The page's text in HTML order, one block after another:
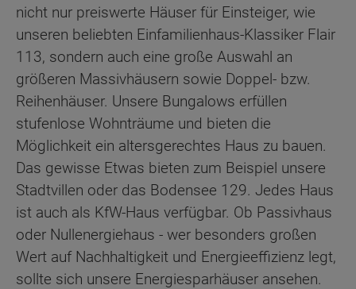
nicht nur preiswerte Häuser für Einsteiger, wie
unseren beliebten Einfamilienhaus-Klassiker Flair
113, sondern auch eine große Auswahl an
größeren Massivhäusern sowie Doppel- bzw.
Reihenhäuser. Unsere Bungalows erfüllen
stufenlose Wohnträume und bieten die
Möglichkeit ein altersgerechtes Haus zu bauen.
Das gewisse Etwas bieten zum Beispiel unsere
Stadtvillen oder das Bodensee 129. Jedes Haus
ist auch als KfW-Haus verfügbar. Ob Passivhaus
oder Nullenergiehaus - wer besonders großen
Wert auf Nachhaltigkeit und Energieeffizienz legt,
sollte sich unsere Energiesparhäuser ansehen.